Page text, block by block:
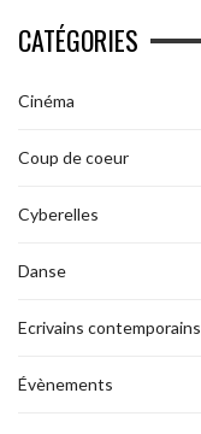
CATÉGORIES
Cinéma
Coup de coeur
Cyberelles
Danse
Ecrivains contemporains
Évènements